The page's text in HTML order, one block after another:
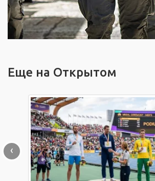
Еще на Открытом
‹